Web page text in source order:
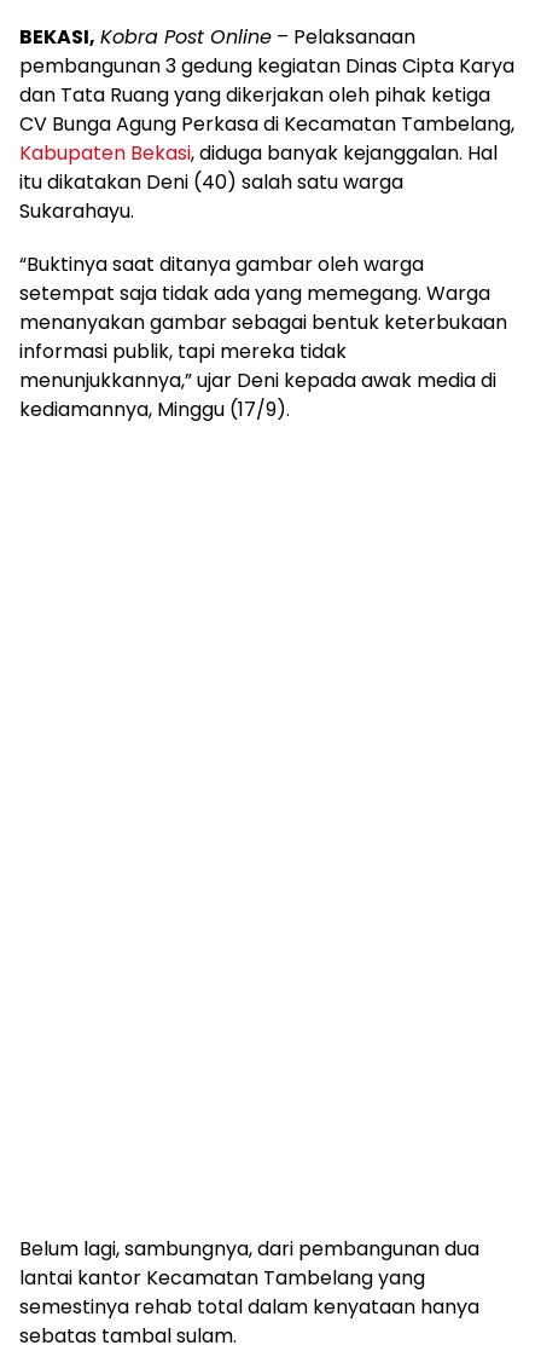
BEKASI, Kobra Post Online – Pelaksanaan
pembangunan 3 gedung kegiatan Dinas Cipta Karya
dan Tata Ruang yang dikerjakan oleh pihak ketiga
CV Bunga Agung Perkasa di Kecamatan Tambelang,
Kabupaten Bekasi, diduga banyak kejanggalan. Hal
itu dikatakan Deni (40) salah satu warga
Sukarahayu.
“Buktinya saat ditanya gambar oleh warga
setempat saja tidak ada yang memegang. Warga
menanyakan gambar sebagai bentuk keterbukaan
informasi publik, tapi mereka tidak
menunjukkannya,” ujar Deni kepada awak media di
kediamannya, Minggu (17/9).
Belum lagi, sambungnya, dari pembangunan dua
lantai kantor Kecamatan Tambelang yang
semestinya rehab total dalam kenyataan hanya
sebatas tambal sulam.